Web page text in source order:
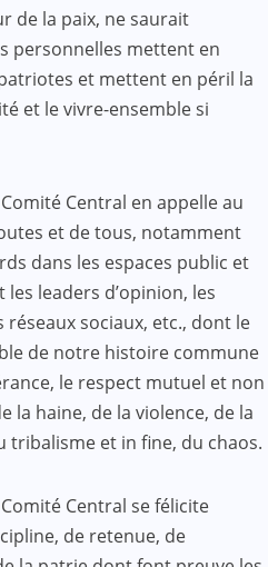
de la paix, ne saurait
personnelles mettent en
et mettent en péril la
et le vivre-ensemble si
Central en appelle au
et de tous, notamment
dans les espaces public et
leaders d’opinion, les
sociaux, etc., dont le
de notre histoire commune
le respect mutuel et non
la haine, de la violence, de la
tribalisme et in fine, du chaos.
Central se félicite
de retenue, de